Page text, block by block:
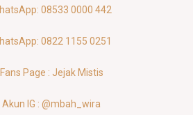
08533 0000 442
0822 1155 0251
Fans Page : Jejak Mistis
Akun IG : @mbah_wira